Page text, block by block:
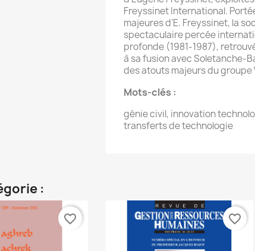
Freyssinet International.
majeures d’E. Freyssinet, la
spectaculaire percée
profonde (1981-1987),
à sa fusion avec Soletanche-
des atouts majeurs du groupe
Mots-clés :
génie civil, innovation
transferts de technologie
:
favorite_border favorite_border